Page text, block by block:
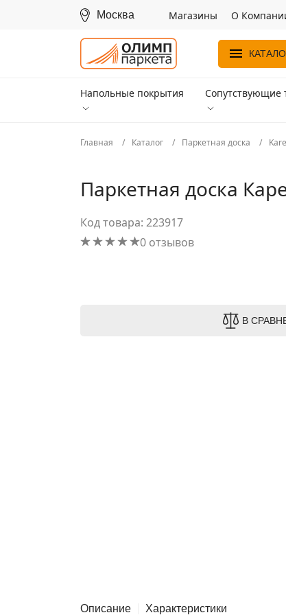
Москва Магазины О
Напольные покрытия Сопутствующие
Главная Каталог Паркетная доска
Паркетная доска
Код товара: 223917
0 отзывов
В
Описание Характеристики